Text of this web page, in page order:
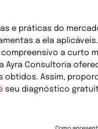
e práticas do
a ela
a curto
Ayra Consultoria
obtidos. Assim,
seu diagnóstico